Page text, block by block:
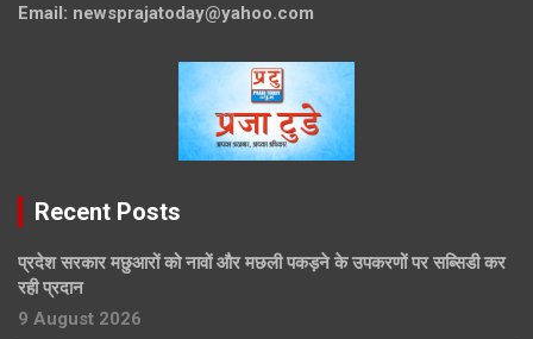
Email: newsprajatoday@yahoo.com
Recent Posts
प्रदेश सरकार मछुआरों को नावों और मछली पकड़ने के उपकरणों पर सब्सिडी कर
रही प्रदान
9 August 2026